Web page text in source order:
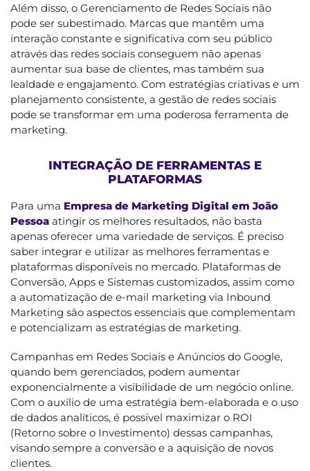
Além disso, o Gerenciamento de Redes Sociais não
pode ser subestimado. Marcas que mantêm uma
interação constante e significativa com seu público
através das redes sociais conseguem não apenas
aumentar sua base de clientes, mas também sua
lealdade e engajamento. Com estratégias criativas e um
planejamento consistente, a gestão de redes sociais
pode se transformar em uma poderosa ferramenta de
marketing.
INTEGRAÇÃO DE FERRAMENTAS E
PLATAFORMAS
Para uma Empresa de Marketing Digital em João
Pessoa atingir os melhores resultados, não basta
apenas oferecer uma variedade de serviços. É preciso
saber integrar e utilizar as melhores ferramentas e
plataformas disponíveis no mercado. Plataformas de
Conversão, Apps e Sistemas customizados, assim como
a automatização de e-mail marketing via Inbound
Marketing são aspectos essenciais que complementam
e potencializam as estratégias de marketing.
Campanhas em Redes Sociais e Anúncios do Google,
quando bem gerenciados, podem aumentar
exponencialmente a visibilidade de um negócio online.
Com o auxílio de uma estratégia bem-elaborada e o uso
de dados analíticos, é possível maximizar o ROI
(Retorno sobre o Investimento) dessas campanhas,
visando sempre a conversão e a aquisição de novos
clientes.